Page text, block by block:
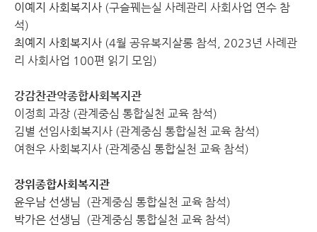
이예지 사회복지사 (구슬꿰는실 사례관리 사회사업 연수 참
석)
최예지 사회복지사 (4월 공유복지살롱 참석, 2023년 사례관
리 사회사업 100편 읽기 모임)
강감찬관악종합사회복지관
이정희 과장 (관계중심 통합실천 교육 참석)
김별 선임사회복지사 (관계중심 통합실천 교육 참석)
여현우 사회복지사 (관계중심 통합실천 교육 참석)
장위종합사회복지관
윤우남 선생님
(관계중심 통합실천 교육 참석)
박가은 선생님
(관계중심 통합실천 교육 참석)